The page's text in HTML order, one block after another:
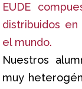
EUDE
distribuidos
el mundo.
Nuestros
muy